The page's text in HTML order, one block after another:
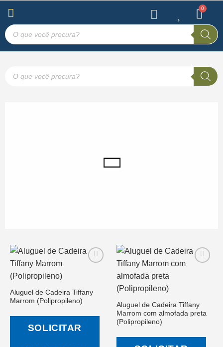
Salvar
na Lista
Aluguel de Cadeira Tiffany
Marrom (Polipropileno)
SOLICITAR
de
Desejos
Aluguel de Cadeira Tiffany
Marrom com almofada preta
(Polipropileno)